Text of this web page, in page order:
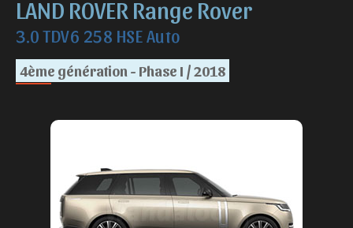
LAND ROVER Range Rover
3.0 TDV6 258 HSE Auto
4ème génération - Phase I / 2018